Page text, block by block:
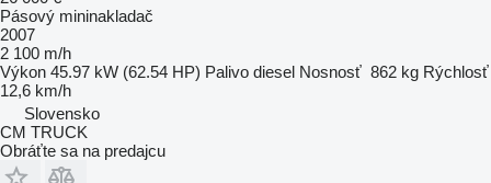
Pásový mininakladač
2007
2 100 m/h
Výkon 45.97 kW (62.54 HP) Palivo diesel Nosnosť 862 kg Rýchlosť
12,6 km/h
Slovensko
CM TRUCK
Obráťte sa na predajcu